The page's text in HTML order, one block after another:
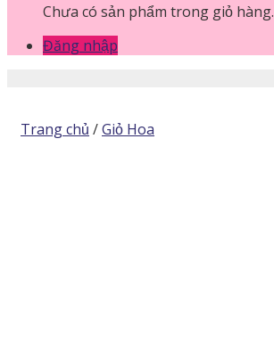
Chưa có sản phẩm trong giỏ hàng.
Đăng nhập
Trang chủ /Giỏ Hoa